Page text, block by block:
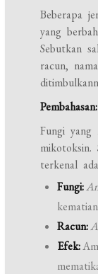
Beberapa
yang
Sebutkan
racun,
Pembahasan:
Fungi yang
terkenal
Fungi:
Racun:
Efek: